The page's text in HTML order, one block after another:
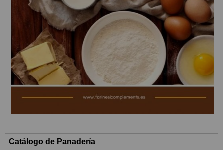
Catálogo de Panadería